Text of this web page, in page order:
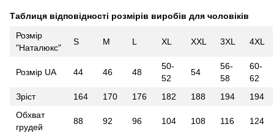
Таблиця відповідності розмірів виробів для чоловіків
Розмір
"Наталюкс"
S M L XL XXL 3XL 4XL
Розмір UA 44 46 48
50-
52
54
56-
58
60-
62
Зріст
164 170 176 182 188 194
194
Обхват
грудей
88 92 96 104 108 116 124